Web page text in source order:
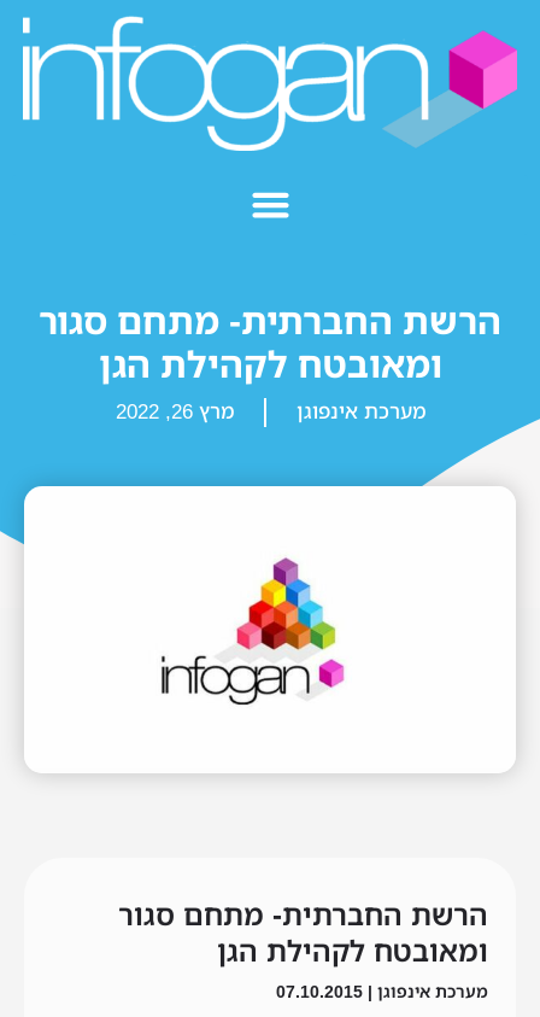
הרשת החברתית- מתחם סגור
ומאובטח לקהילת הגן
מערכת אינפוגן מרץ 26, 2022
הרשת החברתית- מתחם סגור
ומאובטח לקהילת הגן
מערכת אינפוגן | 07.10.2015